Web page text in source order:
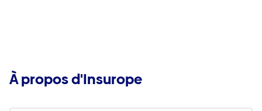
À propos d'Insurope